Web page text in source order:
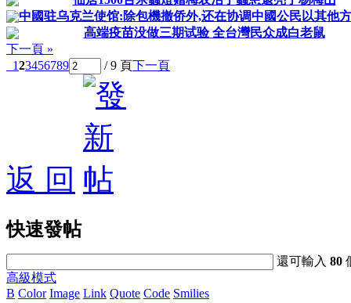
中國驻乌克兰使馆:除包機撤侨外,还在协调中國公民以其他
高端疫苗没做三期试验 全台灣民众成白老鼠
下一頁 »
123456789 / 9 頁下一頁
返 回
快速發帖
還可輸入80
高級模式
B Color Image Link Quote Code Smilies